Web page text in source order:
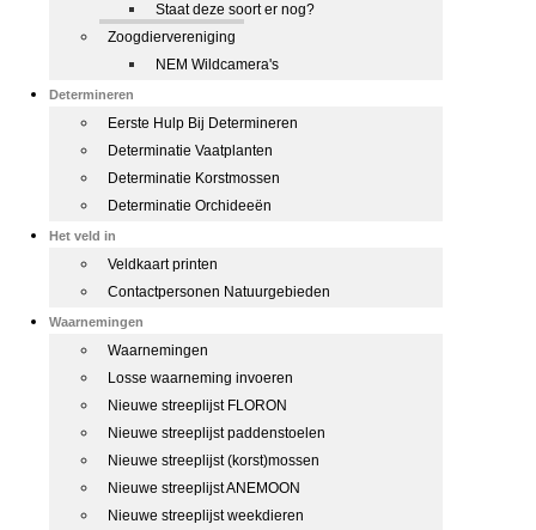
Staat deze soort er nog?
Zoogdiervereniging
NEM Wildcamera's
Determineren
Eerste Hulp Bij Determineren
Determinatie Vaatplanten
Determinatie Korstmossen
Determinatie Orchideeën
Het veld in
Veldkaart printen
Contactpersonen Natuurgebieden
Waarnemingen
Waarnemingen
Losse waarneming invoeren
Nieuwe streeplijst FLORON
Nieuwe streeplijst paddenstoelen
Nieuwe streeplijst (korst)mossen
Nieuwe streeplijst ANEMOON
Nieuwe streeplijst weekdieren